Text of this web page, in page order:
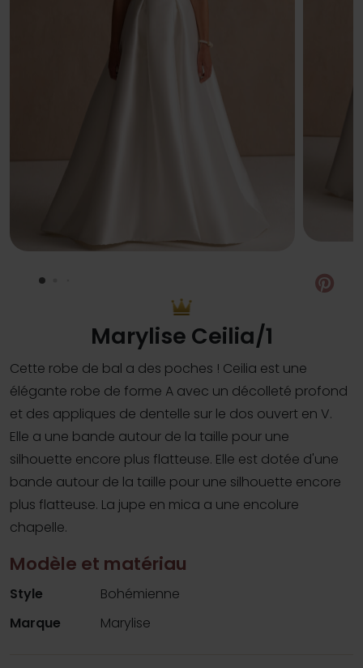
Marylise Ceilia/1
Cette robe de bal a des poches ! Ceilia est une
élégante robe de forme A avec un décolleté profond
et des appliques de dentelle sur le dos ouvert en V.
Elle a une bande autour de la taille pour une
silhouette encore plus flatteuse. Elle est dotée d'une
bande autour de la taille pour une silhouette encore
plus flatteuse. La jupe en mica a une encolure
chapelle.
Modèle et matériau
Style
Bohémienne
Marque
Marylise